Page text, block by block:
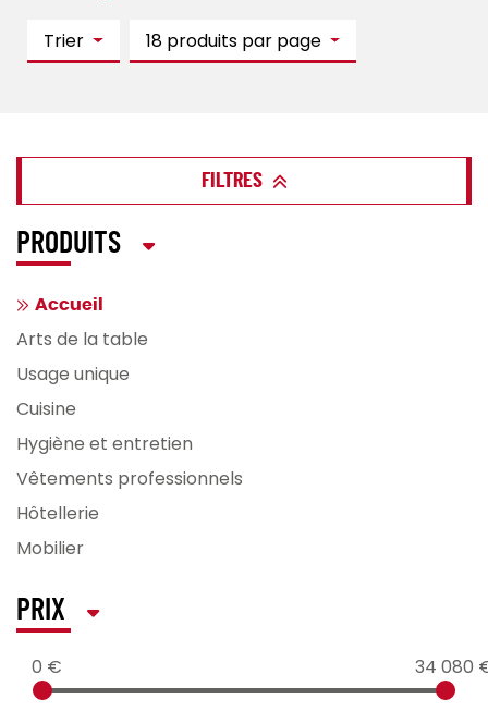
Trier 18 produits par page
FILTRES
PRODUITS
Accueil
Arts de la table
Usage unique
Cuisine
Hygiène et entretien
Vêtements professionnels
Hôtellerie
Mobilier
PRIX
0 € 34 080